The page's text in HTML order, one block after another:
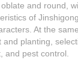
and round,
of
At the
planting,
pest control.